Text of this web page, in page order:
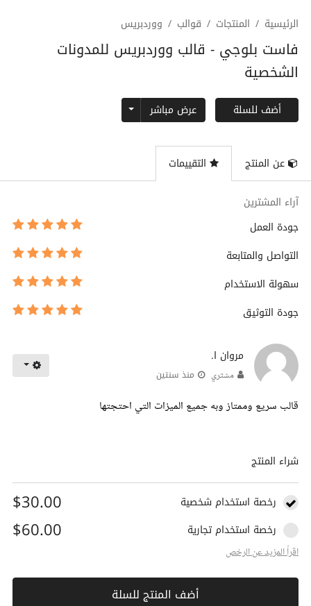
الرئيسية المنتجات قوالب ووردبريس
فاست بلوجي - قالب ووردبريس للمدونات
الشخصية
أضف للسلة عرض مباشر Toggle Dropdown
عن المنتج التقييمات
آراء المشترين
جودة العمل
التواصل والمتابعة
سهولة الاستخدام
جودة التوثيق
مروان ا.
مشتري منذ سنتين
قالب سريع وممتاز وبه جميع الميزات التي احتجتها
شراء المنتج
رخصة استخدام شخصية $30.00
رخصة استخدام تجارية $60.00
اقراً المزيد عن الرخص
أضف المنتج للسلة